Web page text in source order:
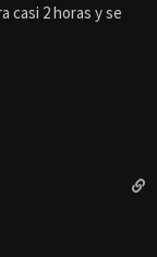
casi 2 horas y se